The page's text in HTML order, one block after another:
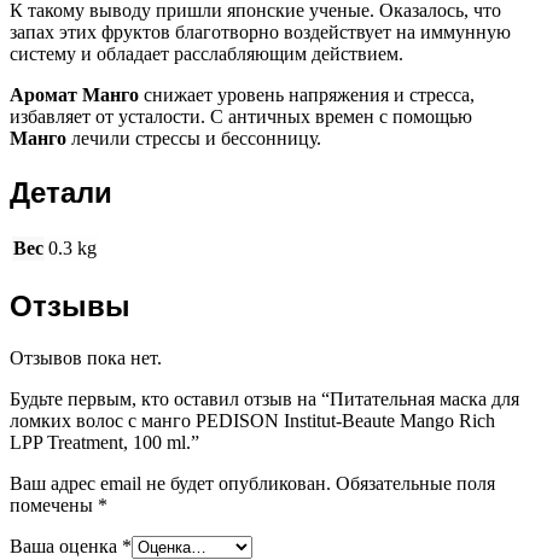
К такому выводу пришли японские ученые. Оказалось, что
запах этих фруктов благотворно воздействует на иммунную
систему и обладает расслабляющим действием.
Аромат Манго снижает уровень напряжения и стресса,
избавляет от усталости. С античных времен с помощью
Манго лечили стрессы и бессонницу.
Детали
Вес 0.3 kg
Отзывы
Отзывов пока нет.
Будьте первым, кто оставил отзыв на “Питательная маска для
ломких волос с манго PEDISON Institut-Beaute Mango Rich
LPP Treatment, 100 ml.”
Ваш адрес email не будет опубликован. Обязательные поля
помечены *
Ваша оценка *